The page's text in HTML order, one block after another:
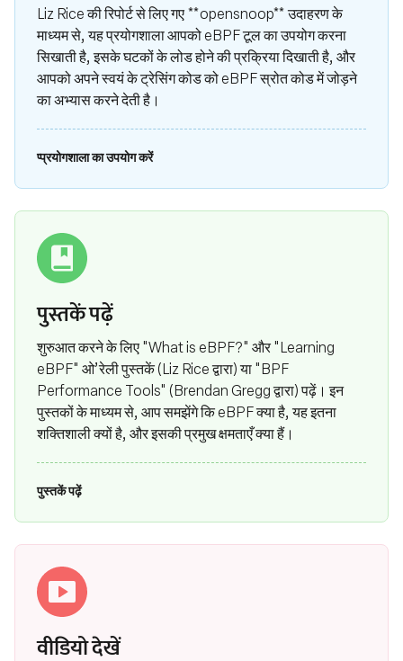
Liz Rice की रिपोर्ट से लिए गए **opensnoop** उदाहरण के
माध्यम से, यह प्रयोगशाला आपको eBPF टूल का उपयोग करना
सिखाती है, इसके घटकों के लोड होने की प्रक्रिया दिखाती है, और
आपको अपने स्वयं के ट्रेसिंग कोड को eBPF स्रोत कोड में जोड़ने
का अभ्यास करने देती है।
प्प्रयोगशाला का उपयोग करें
पुस्तकें पढ़ें
शुरुआत करने के लिए "What is eBPF?" और "Learning
eBPF" ओ’रेली पुस्तकें (Liz Rice द्वारा) या "BPF
Performance Tools" (Brendan Gregg द्वारा) पढ़ें। इन
पुस्तकों के माध्यम से, आप समझेंगे कि eBPF क्या है, यह इतना
शक्तिशाली क्यों है, और इसकी प्रमुख क्षमताएँ क्या हैं।
पुस्तकें पढ़ें
वीडियो देखें
ब्लॉग
संस्था